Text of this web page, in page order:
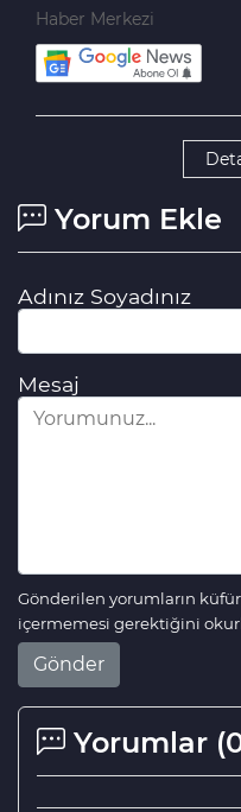
Haber Merkezi
Yorum Ekle
Adınız Soyadınız
Mesaj
Gönderilen yorumların
içermemesi gerektiğini
Gönder
Yorumlar (